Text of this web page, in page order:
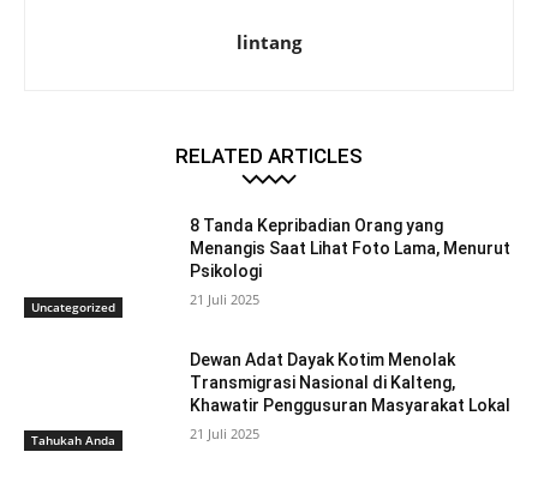
lintang
RELATED ARTICLES
Uncategorized
8 Tanda Kepribadian Orang yang
Menangis Saat Lihat Foto Lama, Menurut
Psikologi
21 Juli 2025
Tahukah Anda
Dewan Adat Dayak Kotim Menolak
Transmigrasi Nasional di Kalteng,
Khawatir Penggusuran Masyarakat Lokal
21 Juli 2025